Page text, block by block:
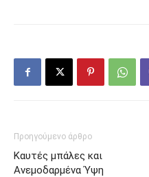
Προηγούμενο άρθρο
Καυτές μπάλες και
Ανεμοδαρμένα Ύψη